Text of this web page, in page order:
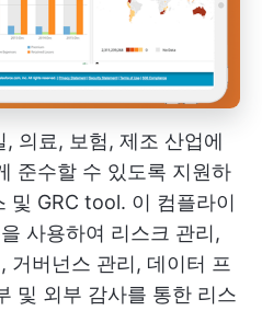
, 의료, 보험, 제조 산업에
준수할 수 있도록 지원하
및 GRC tool. 이 컴플라이
사용하여 리스크 관리,
거버넌스 관리, 데이터 프
및 외부 감사를 통한 리스